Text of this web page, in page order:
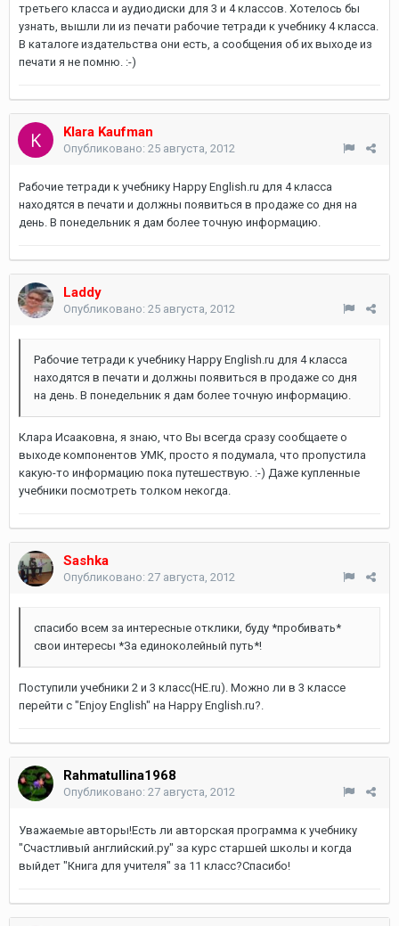
третьего класса и аудиодиски для 3 и 4 классов. Хотелось бы
узнать, вышли ли из печати рабочие тетради к учебнику 4 класса.
В каталоге издательства они есть, а сообщения об их выходе из
печати я не помню. :-)
Klara Kaufman
Опубликовано: 25 августа, 2012
Рабочие тетради к учебнику Happy English.ru для 4 класса
находятся в печати и должны появиться в продаже со дня на
день. В понедельник я дам более точную информацию.
Laddy
Опубликовано: 25 августа, 2012
Рабочие тетради к учебнику Happy English.ru для 4 класса
находятся в печати и должны появиться в продаже со дня
на день. В понедельник я дам более точную информацию.
Клара Исааковна, я знаю, что Вы всегда сразу сообщаете о
выходе компонентов УМК, просто я подумала, что пропустила
какую-то информацию пока путешествую. :-) Даже купленные
учебники посмотреть толком некогда.
Sashka
Опубликовано: 27 августа, 2012
спасибо всем за интересные отклики, буду *пробивать*
свои интересы *За единоколейный путь*!
Поступили учебники 2 и 3 класс(HE.ru). Можно ли в 3 классе
перейти с "Enjoy English" на Happy English.ru?.
Rahmatullina1968
Опубликовано: 27 августа, 2012
Уважаемые авторы!Есть ли авторская программа к учебнику
"Счастливый английский.ру" за курс старшей школы и когда
выйдет "Книга для учителя" за 11 класс?Спасибо!